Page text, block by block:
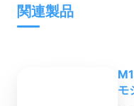
関連製品
モ